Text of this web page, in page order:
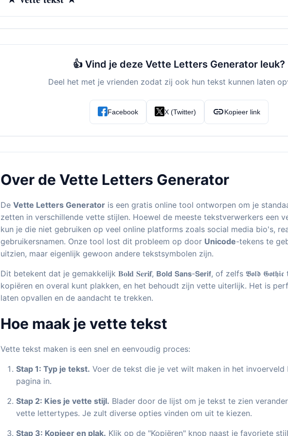
👍 Vind je deze Vette Letters Generator leuk?
Deel het met je vrienden zodat zij ook hun tekst kunnen laten
Facebook X (Twitter) linkKopieer link
Over de Vette Letters Generator
De Vette Letters Generator is een gratis online tool ontworpen om je
zetten in verschillende vette stijlen. Hoewel de meeste tekstverwerkers een
kun je die niet gebruiken op veel online platforms zoals social media bio's,
gebruikersnamen. Onze tool lost dit probleem op door Unicode-tekens te
uitzien, maar eigenlijk gewoon andere tekstsymbolen zijn.
Dit betekent dat je gemakkelijk 𝐁𝐨𝐥𝐝 𝐒𝐞𝐫𝐢𝐟, 𝗕𝗼𝗹𝗱 𝗦𝗮𝗻𝘀-𝗦𝗲𝗿𝗶𝗳, of zelfs 𝕭𝖔𝖑𝖉
kopiëren en overal kunt plakken, en het behoudt zijn vette uiterlijk. Het is
laten opvallen en de aandacht te trekken.
Hoe maak je vette tekst
Vette tekst maken is een snel en eenvoudig proces:
Stap 1: Typ je tekst. Voer de tekst die je vet wilt maken in het invoerveld
pagina in.
Stap 2: Kies je vette stijl. Blader door de lijst om je tekst te zien
vette lettertypes. Je zult diverse opties vinden om uit te kiezen.
Stap 3: Kopieer en plak. Klik op de "Kopiëren" knop naast je favoriete